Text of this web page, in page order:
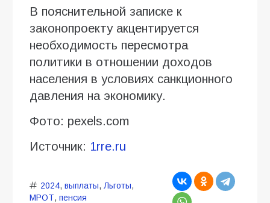
В пояснительной записке к
законопроекту акцентируется
необходимость пересмотра
политики в отношении доходов
населения в условиях санкционного
давления на экономику.
Фото: pexels.com
Источник: 1rre.ru
2024, выплаты, Льготы,
МРОТ, пенсия